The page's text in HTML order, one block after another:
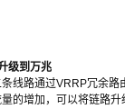
级到万兆
线路通过VRRP冗余路
的增加，可以将链路升